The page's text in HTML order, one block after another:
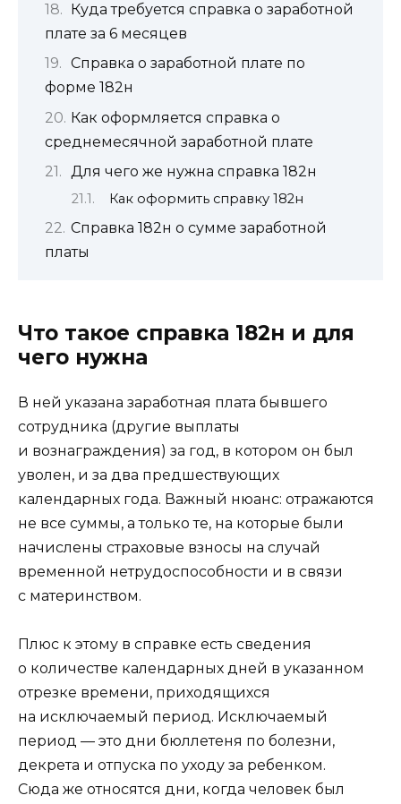
Куда требуется справка о заработной
плате за 6 месяцев
Справка о заработной плате по
форме 182н
Как оформляется справка о
среднемесячной заработной плате
Для чего же нужна справка 182н
Как оформить справку 182н
Справка 182н о сумме заработной
платы
Что такое справка 182н и для
чего нужна
В ней указана заработная плата бывшего
сотрудника (другие выплаты
и вознаграждения) за год, в котором он был
уволен, и за два предшествующих
календарных года. Важный нюанс: отражаются
не все суммы, а только те, на которые были
начислены страховые взносы на случай
временной нетрудоспособности и в связи
с материнством.
Плюс к этому в справке есть сведения
о количестве календарных дней в указанном
отрезке времени, приходящихся
на исключаемый период. Исключаемый
период — это дни бюллетеня по болезни,
декрета и отпуска по уходу за ребенком.
Сюда же относятся дни, когда человек был